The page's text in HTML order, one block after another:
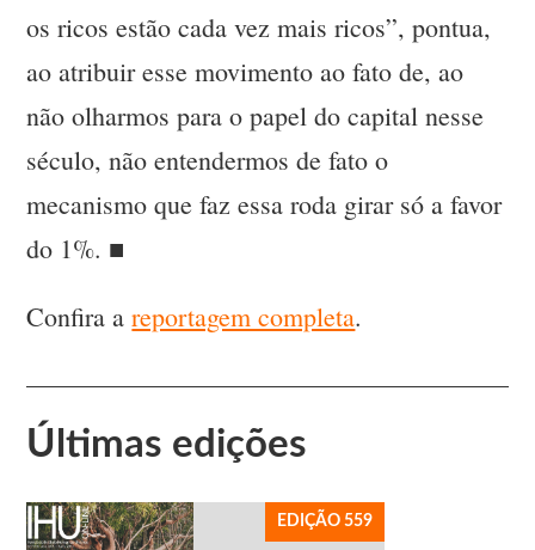
os ricos estão cada vez mais ricos”, pontua,
ao atribuir esse movimento ao fato de, ao
não olharmos para o papel do capital nesse
século, não entendermos de fato o
mecanismo que faz essa roda girar só a favor
do 1%. ■
Confira areportagem completa.
Últimas edições
EDIÇÃO 559